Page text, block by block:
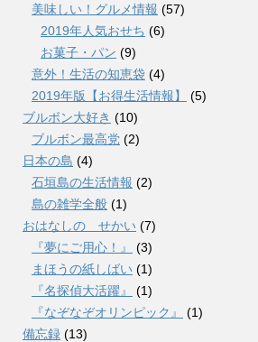
美味しい！グルメ情報 (57)
2019年人気おせち (6)
お菓子・パン (9)
意外！生活の知恵袋 (4)
2019年版【お得生活情報】
(5)
ブルボン大好き (10)
ブルボン最高党 (2)
日本の島 (4)
石垣島の生活情報 (2)
島の雑学全般 (1)
おはなしの せかい (7)
『夢にご用心！』
(3)
まほうの紙しばい (1)
『名探偵大活躍』
(1)
『なぞなぞオリンピック』
(1)
備忘録 (13)